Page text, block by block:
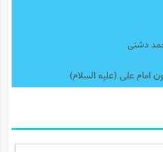
دشتى
امام علی (علیه السلام)